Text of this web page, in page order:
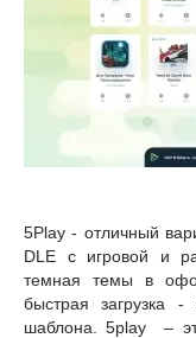
5Play - отличный
DLE с игровой и
темная темы в
быстрая загрузка -
шаблона. 5play –